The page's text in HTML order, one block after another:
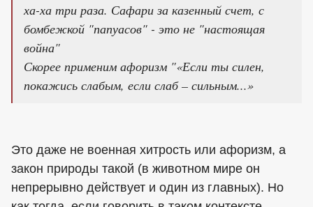
ха-ха три раза. Сафари за казенный счет, с
бомбежкой "папуасов" - это не "настоящая
война"
Скорее применим афоризм "«Если ты силен,
покажись слабым, если слаб – сильным...»
Это даже не военная хитрость или афоризм, а
закон природы такой (в животном мире он
непрерывно действует и один из главных). Но